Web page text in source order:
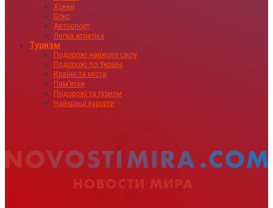
Хокей
Бокс
Автоспорт
Легка атлетіка
Туризм
Подорожі навколо світу
Подорожі по Україні
Країни та міста
Пам’ятки
Подорожі та туризм
Найкращі курорти